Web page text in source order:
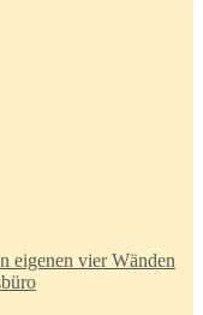
eigenen vier Wänden